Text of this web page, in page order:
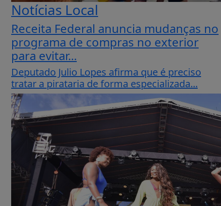
Notícias Local
Receita Federal anuncia mudanças no
programa de compras no exterior
para evitar...
Deputado Julio Lopes afirma que é preciso
tratar a pirataria de forma especializada...